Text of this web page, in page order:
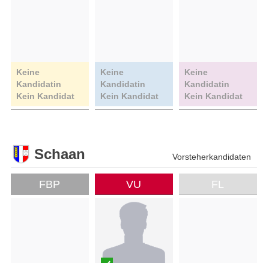
Keine
Kandidatin
Kein Kandidat
Keine
Kandidatin
Kein Kandidat
Keine
Kandidatin
Kein Kandidat
Schaan Vorsteherkandidaten
FBP VU FL